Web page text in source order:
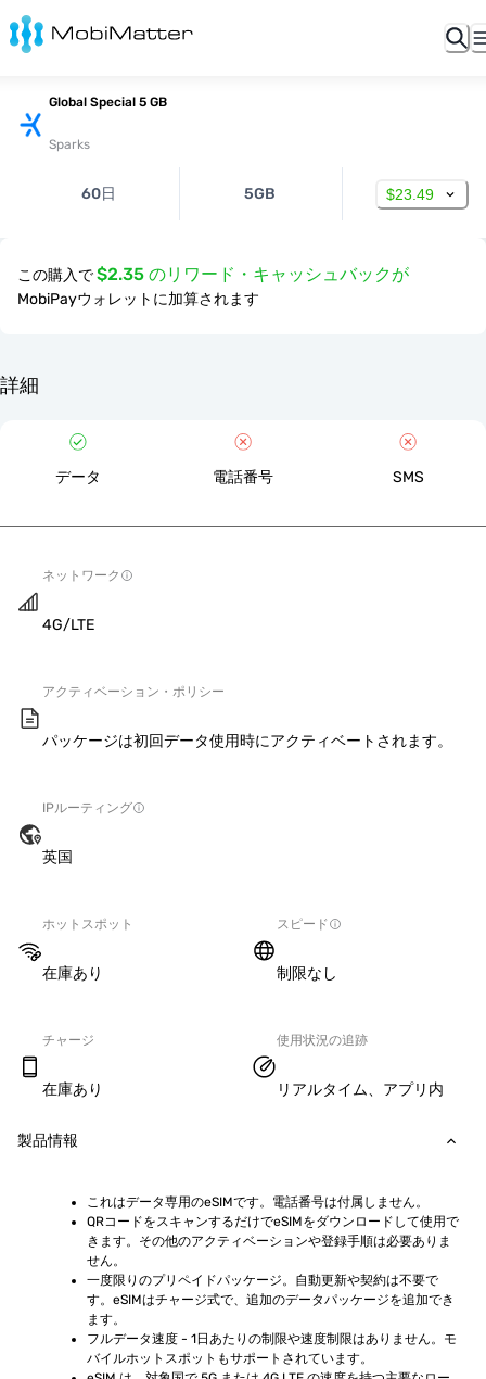
Global Special 5 GB
Sparks
60日 5GB $23.49
この購入で$2.35 のリワード・キャッシュバックが
MobiPayウォレットに加算されます
詳細
データ 電話番号 SMS
ネットワーク
4G/LTE
アクティベーション・ポリシー
パッケージは初回データ使用時にアクティベートされます。
IPルーティング
英国
ホットスポット
在庫あり
スピード
制限なし
チャージ
在庫あり
使用状況の追跡
リアルタイム、アプリ内
製品情報
これはデータ専用のeSIMです。電話番号は付属しません。
QRコードをスキャンするだけでeSIMをダウンロードして使用で
きます。その他のアクティベーションや登録手順は必要ありま
せん。
一度限りのプリペイドパッケージ。自動更新や契約は不要で
す。eSIMはチャージ式で、追加のデータパッケージを追加でき
ます。
フルデータ速度 - 1日あたりの制限や速度制限はありません。モ
バイルホットスポットもサポートされています。